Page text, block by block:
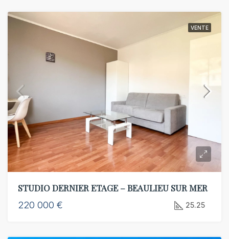
VENTE
STUDIO DERNIER ETAGE – BEAULIEU SUR MER
220 000 € 25.25